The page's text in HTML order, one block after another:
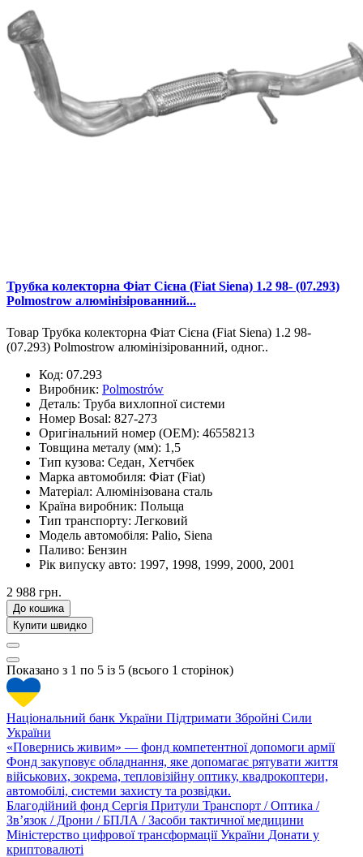
Трубка колекторна Фіат Сієна (Fiat Siena) 1.2 98- (07.293)
Polmostrow алюмінізірованний...
Товар Трубка колекторна Фіат Сієна (Fiat Siena) 1.2 98-
(07.293) Polmostrow алюмінізірованний, одног..
Код: 07.293
Виробник: Polmostrów
Деталь: Труба вихлопної системи
Номер Bosal: 827-273
Оригінальний номер (OEM): 46558213
Товщина металу (мм): 1,5
Тип кузова: Седан, Хетчбек
Марка автомобиля: Фіат (Fiat)
Матеріал: Алюмінізована сталь
Країна виробник: Польща
Тип транспорту: Легковий
Модель автомобіля: Palio, Siena
Паливо: Бензин
Рік випуску авто: 1997, 1998, 1999, 2000, 2001
2 988 грн.
До кошика
Купити швидко
Показано з 1 по 5 із 5 (всього 1 сторінок)
Національний банк України Підтримати Збройні Сили
України
«Повернись живим» — фонд компетентної допомоги армії
Фонд закуповує обладнання, яке допомагає рятувати життя
військових, зокрема, тепловізійну оптику, квадрокоптери,
автомобілі, системи захисту та розвідки.
Благодійний фонд Сергія Притули Транспорт / Оптика /
Зв’язок / Дрони / БПЛА / Засоби тактичної медицини
Міністерство цифрової трансформації України Донати у
криптовалюті